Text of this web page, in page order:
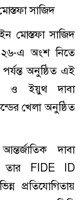
সাজিদ
মোস্তফা সাজিদ
এ অংশ নিতে
অনুষ্ঠিত এই
ও ইয়ুথ দাবা
খেলা অনুষ্ঠিত
দাবা
তার FIDE ID
প্রতিযোগিতায়